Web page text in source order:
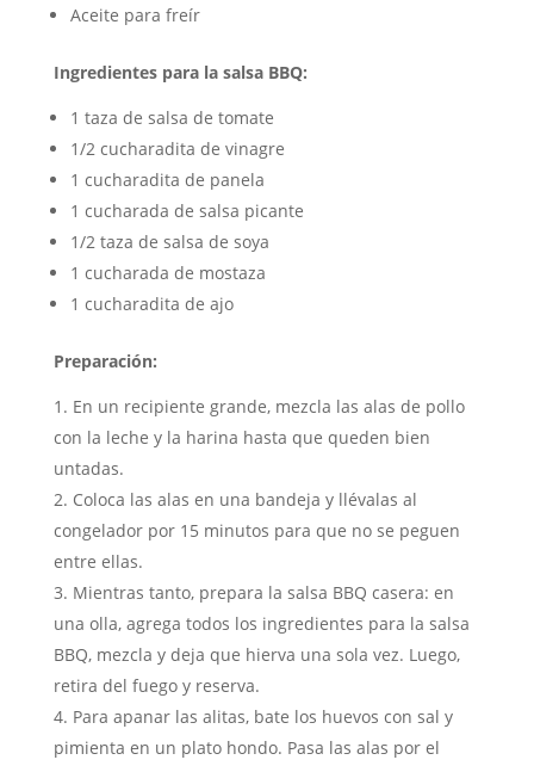
Aceite para freír
Ingredientes para la salsa BBQ:
1 taza de salsa de tomate
1/2 cucharadita de vinagre
1 cucharadita de panela
1 cucharada de salsa picante
1/2 taza de salsa de soya
1 cucharada de mostaza
1 cucharadita de ajo
Preparación:
En un recipiente grande, mezcla las alas de pollo
con la leche y la harina hasta que queden bien
untadas.
Coloca las alas en una bandeja y llévalas al
congelador por 15 minutos para que no se peguen
entre ellas.
Mientras tanto, prepara la salsa BBQ casera: en
una olla, agrega todos los ingredientes para la salsa
BBQ, mezcla y deja que hierva una sola vez. Luego,
retira del fuego y reserva.
Para apanar las alitas, bate los huevos con sal y
pimienta en un plato hondo. Pasa las alas por el